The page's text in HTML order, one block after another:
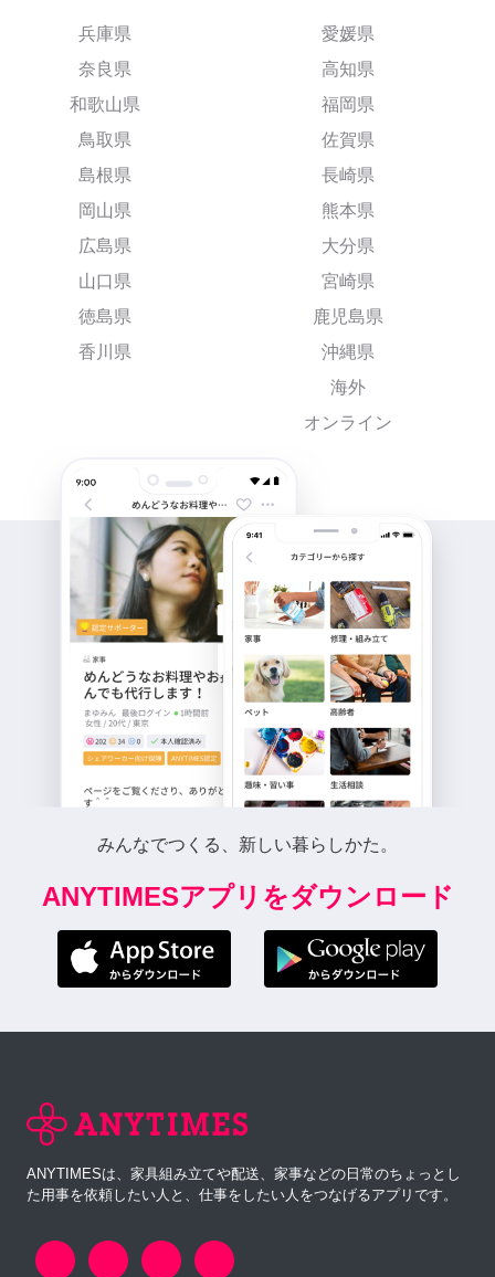
兵庫県
奈良県
和歌山県
鳥取県
島根県
岡山県
広島県
山口県
徳島県
香川県
愛媛県
高知県
福岡県
佐賀県
長崎県
熊本県
大分県
宮崎県
鹿児島県
沖縄県
海外
オンライン
みんなでつくる、新しい暮らしかた。
ANYTIMESアプリをダウンロード
ANYTIMESは、家具組み立てや配送、家事などの日常のちょっとし
た用事を依頼したい人と、仕事をしたい人をつなげるアプリです。